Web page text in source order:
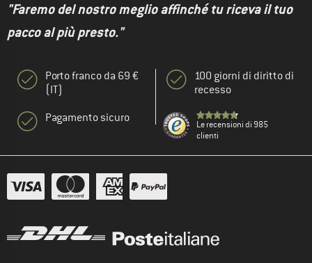
"Faremo del nostro meglio affinché tu riceva il tuo
pacco al più presto."
Porto franco da 69 €
(IT)
Pagamento sicuro
100 giorni di diritto di
recesso
Le recensioni di 985
clienti